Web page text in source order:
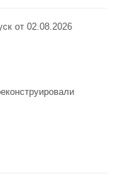
от 02.08.2026